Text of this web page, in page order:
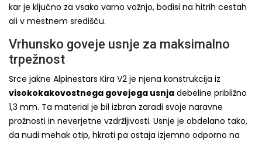
kar je ključno za vsako varno vožnjo, bodisi na hitrih cestah
ali v mestnem središču.
Vrhunsko goveje usnje za maksimalno
trpežnost
Srce jakne Alpinestars Kira V2 je njena konstrukcija iz
visokokakovostnega govejega usnja debeline približno
1,3 mm. Ta material je bil izbran zaradi svoje naravne
prožnosti in neverjetne vzdržljivosti. Usnje je obdelano tako,
da nudi mehak otip, hkrati pa ostaja izjemno odporno na